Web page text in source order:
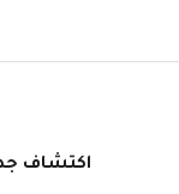
اكتشاف